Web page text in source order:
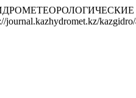
journal.kazhydromet.kz/